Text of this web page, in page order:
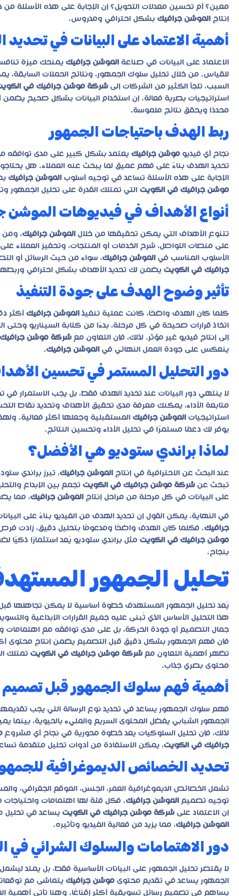
معين؟ أم تحسين معدلات التحويل؟ إن الإجابة على هذه الأسئلة
إنتاج الموشن جرافيك بشكل احترافي ومدروس.
أهمية الاعتماد على البيانات في
الاعتماد على البيانات في صناعة الموشن جرافيك يمنحك ميزة
للقياس. من خلال تحليل سلوك الجمهور، ونتائج الحملات السابقة،
السبب، تلجأ الكثير من الشركات إلى شركة موشن جرافيك في
استراتيجيات بصرية فعالة. إن استخدام البيانات بشكل صحيح يضمن
محددًا ويحقق نتائج ملموسة.
ربط الهدف باحتياجات الجمهور
نجاح أي فيديو موشن جرافيك يعتمد بشكل كبير على مدى توافقه
تحديد الهدف بناءً على فهم عميق لما يبحث عنه العملاء. هل
الإجابة على هذه الأسئلة تساعد في توجيه أسلوب الموشن جرافيك
موشن جرافيك في الكويت التي تمتلك القدرة على تحليل
أنواع الأهداف في فيديوهات الموشن
تتنوع الأهداف التي يمكن تحقيقها من خلال الموشن جرافيك، ومن
على منصات التواصل، شرح الخدمات أو المنتجات، وتحفيز العملاء على
الأسلوب المناسب في الموشن جرافيك، سواء من حيث الرسائل أو
جرافيك في الكويت يضمن لك تحديد الأهداف بشكل احترافي وربطها
تأثير وضوح الهدف على جودة التنفيذ
كلما كان الهدف واضحًا، كانت عملية تنفيذ الموشن جرافيك أكثر
اتخاذ قرارات صحيحة في كل مرحلة، بدءًا من كتابة السيناريو
إلى إنتاج فيديو غير مؤثر. لذلك، فإن التعاون مع شركة موشن
ينعكس على جودة العمل النهائي في الموشن جرافيك.
دور التحليل المستمر في تحسين
لا ينتهي دور البيانات عند تحديد الهدف فقط، بل يجب الاستمرار في
متابعة الأداء، يمكنك معرفة مدى تحقيق الأهداف وتحديد نقاط
استراتيجيات الموشن جرافيك المستقبلية وجعلها أكثر فعالية.
يوفر لك دعمًا مستمرًا في تحليل الأداء وتحسين النتائج.
لماذا براندي ستوديو هي الأفضل؟
عند البحث عن الاحترافية في إنتاج الموشن جرافيك، تبرز براندي
تبحث عن شركة موشن جرافيك في الكويت تجمع بين الإبداع
على البيانات في كل مرحلة من مراحل إنتاج الموشن جرافيك، مما
في النهاية، يمكن القول إن تحديد الهدف من الفيديو بناءً على
جرافيك. فكلما كان الهدف واضحًا ومدعومًا بتحليل دقيق، زادت
موشن جرافيك في الكويت مثل براندي ستوديو يُعد استثمارًا ذكيًا
بنجاح.
تحليل الجمهور
يُعد تحليل الجمهور المستهدف خطوة أساسية لا يمكن تجاهلها
هذا التحليل الأساس الذي تُبنى عليه جميع القرارات الإبداعية
جمال التصميم أو جودة الحركة، بل على مدى توافقه مع اهتمامات
فإن فهم الجمهور بشكل دقيق قبل التصميم يضمن إنتاج محتوى
تظهر أهمية التعاون مع شركة موشن جرافيك في الكويت تمتلك
محتوى بصري جذاب.
أهمية فهم سلوك الجمهور قبل
فهم سلوك الجمهور يساعد في تحديد نوع الرسالة التي يجب
الجمهور الشبابي يفضل المحتوى السريع والمليء بالحيوية، بينما
لذلك، فإن تحليل السلوكيات يعد خطوة محورية في نجاح أي مشروع
جرافيك في الكويت، يمكن الاستفادة من أدوات تحليل متقدمة
تحديد الخصائص الديموغرافية
تشمل الخصائص الديموغرافية العمر، الجنس، الموقع الجغرافي،
توجيه تصميم الموشن جرافيك. فكل فئة لها اهتمامات
إن الاعتماد على شركة موشن جرافيك في الكويت يساعد في تحليل
الموشن جرافيك، مما يزيد من فعالية الفيديو وتأثيره.
دور الاهتمامات والسلوك الشرائي في
لا يقتصر تحليل الجمهور على البيانات الأساسية فقط، بل يمتد
الجمهور يساعد في تقديم محتوى موشن جرافيك يتماشى مع
يساهم في تصميم رسائل تسويقية أكثر إقناعًا. وهنا تأتي أهمية